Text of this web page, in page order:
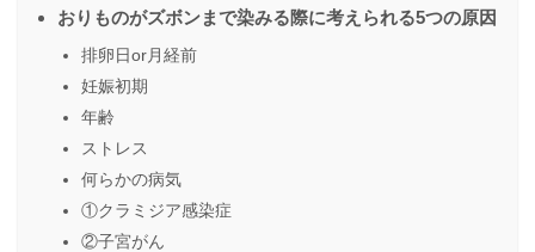
おりものがズボンまで染みる際に考えられる5つの原因
排卵日or月経前
妊娠初期
年齢
ストレス
何らかの病気
①クラミジア感染症
②子宮がん